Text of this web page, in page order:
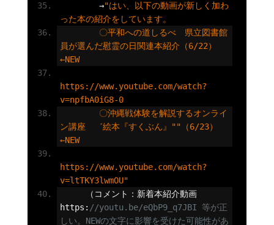
→"はい、以下の動画が新しく加わ
った本の紹介をしています。
員が選んだ慰霊の日関連本紹介（6/22）
←NEW
https://www.youtube.com/watch?
v=npfbA0iG8-0
ン講座　゛絵本『すくぶん』""（6/23）
←NEW
https://www.youtube.com/watch?
v=ltTKY3lwmOU"
（コメント：新着本紹介動画
https : //youtu.be/eQbP9_q7JBI 等が正
しい。NEWの文字に影響を受けた可能性があ